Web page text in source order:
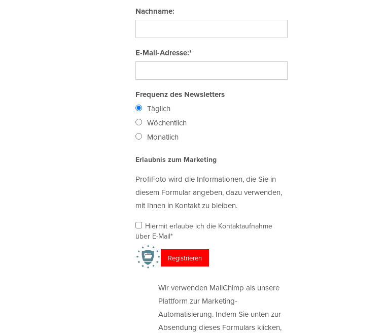
Nachname:
E-Mail-Adresse:*
Frequenz des Newsletters
Täglich
Wöchentlich
Monatlich
Erlaubnis zum Marketing
ProfiFoto wird die Informationen, die Sie in
diesem Formular angeben, dazu verwenden,
mit Ihnen in Kontakt zu bleiben.
Hiermit erlaube ich die Kontaktaufnahme
über E-Mail*
Wir verwenden MailChimp als unsere
Plattform zur Marketing-
Automatisierung. Indem Sie unten zur
Absendung dieses Formulars klicken,